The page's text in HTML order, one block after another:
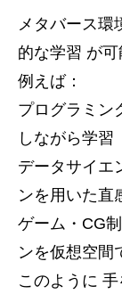
メタバース環
的な学習 が可
例えば：
プログラミン
しながら学習
データサイエ
ンを用いた直
ゲーム・CG
ンを仮想空間
このように